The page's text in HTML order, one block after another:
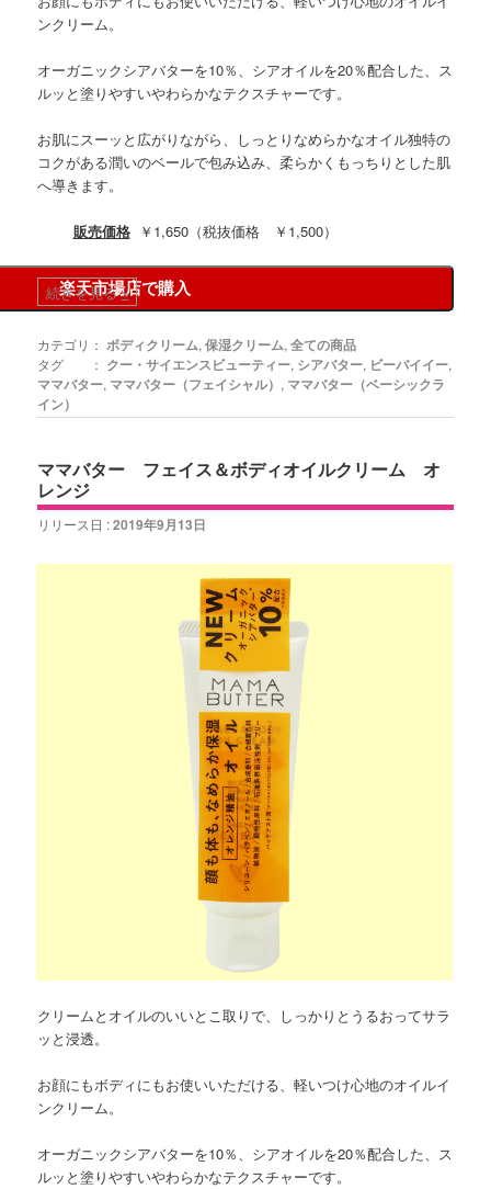
ンクリーム。
オーガニックシアバターを10％、シアオイルを20％配合した、ス
ルッと塗りやすいやわらかなテクスチャーです。
お肌にスーッと広がりながら、しっとりなめらかなオイル独特の
コクがある潤いのベールで包み込み、柔らかくもっちりとした肌
へ導きます。
販売価格￥1,650（税抜価格 ￥1,500）
楽天市場店で購入
続きを見る»
カテゴリ： ボディクリーム,保湿クリーム,全ての商品
タグ ： クー・サイエンスビューティー, シアバター, ビーバイイー,
ママバター, ママバター（フェイシャル） , ママバター（ベーシックラ
イン）
ママバター フェイス＆ボディオイルクリーム オ
レンジ
リリース日 :2019年9月13日
クリームとオイルのいいとこ取りで、しっかりとうるおってサラ
ッと浸透。
お顔にもボディにもお使いいただける、軽いつけ心地のオイルイ
ンクリーム。
オーガニックシアバターを10％、シアオイルを20％配合した、ス
ルッと塗りやすいやわらかなテクスチャーです。